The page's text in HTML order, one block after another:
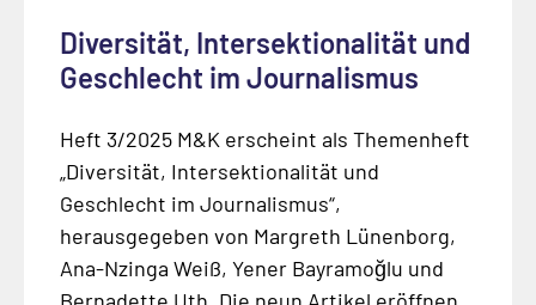
Diversität, Intersektionalität und
Geschlecht im Journalismus
Heft 3/2025 M&K erscheint als Themenheft
„Diversität, Intersektionalität und
Geschlecht im Journalismus“,
herausgegeben von Margreth Lünenborg,
Ana-Nzinga Weiß, Yener Bayramoğlu und